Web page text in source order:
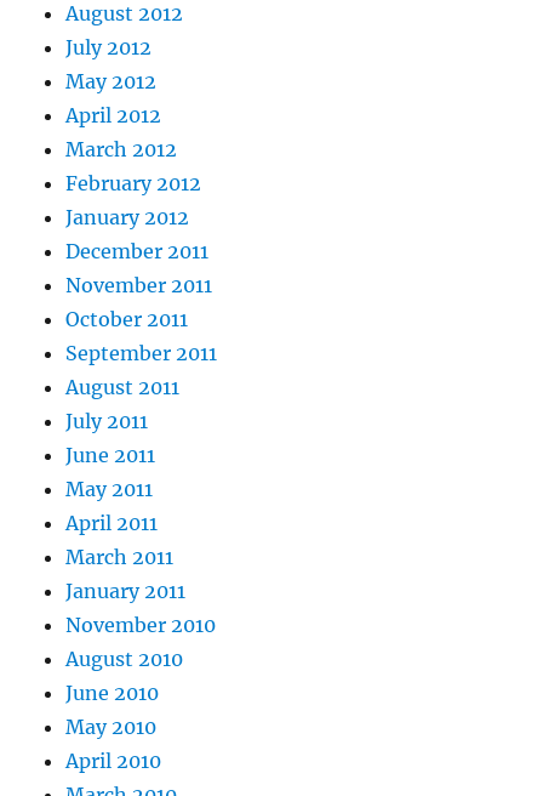
August 2012
July 2012
May 2012
April 2012
March 2012
February 2012
January 2012
December 2011
November 2011
October 2011
September 2011
August 2011
July 2011
June 2011
May 2011
April 2011
March 2011
January 2011
November 2010
August 2010
June 2010
May 2010
April 2010